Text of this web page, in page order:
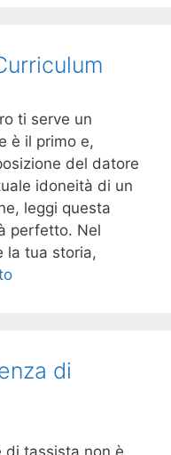
ti serve un
è il primo e,
del datore
idoneità di un
leggi questa
perfetto. Nel
la tua storia,
di
di tassista non è